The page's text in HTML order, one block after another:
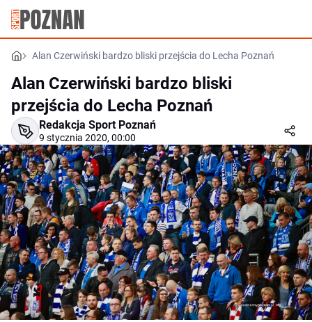
Alan Czerwiński bardzo bliski przejścia do Lecha Poznań
Alan Czerwiński bardzo bliski
przejścia do Lecha Poznań
Redakcja Sport Poznań
9 stycznia 2020, 00:00